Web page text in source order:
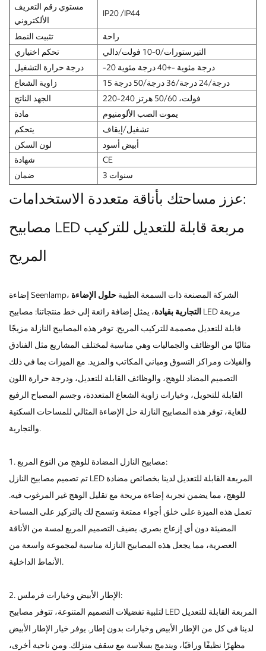
مستوي رقم التعريف
الألكتروني
IP20 /IP44
تثبيت النمط
راحة
تحكم اختياري
التيرستورات/0-10 فولت/دالي
درجة حرارة التشغيل
-20 درجة مئوية -+40 درجة مئوية
زاوية الشعاع
15 درجة/24 درجة/36 درجة/50 درجة
الجهد الناتج
220-240 فولت، 50/60 هرتز
مادة
يموت الصب الألومنيوم
يتحكم
تشغيل/إيقاف
لون السكن
أبيض أسود
شهادة
CE
ضمان
3 سنوات
عزز مساحتك بأناقة متعددة الاستخدامات:
مصابيح LED مربعة قابلة للتعديل للتركيب
المريح
إضاءة Seenlamp، الشركة المصنعة ذات السمعة الطيبة حلول الإضاءة
التجارية بقيادة، يمثل إضافة رائعة إلى خط منتجاتنا: مصابيح LED مربعة
قابلة للتعديل مصممة للتركيب المريح. توفر هذه المصابيح النازلة مزيجًا
مثاليًا من الوظائف والجماليات وهي مناسبة لمختلف المشاريع مثل الفنادق
والفيلات ومراكز التسوق ومباني المكاتب والمزيد. مع الميزات بما في ذلك
التصميم المضاد للوهج، والوظائف القابلة للتعديل، ودرجة حرارة اللون
القابلة للتحويل، وخيارات زاوية الشعاع المتعددة، وجسم المصباح الرفيع
للغاية، توفر هذه المصابيح النازلة حل الإضاءة المثالي للمساحات السكنية
والتجارية.
1. مصابيح النازل المضادة للوهج من النوع المربع:
تم تصميم مصابيح النازل LED المربعة القابلة للتعديل لدينا بخصائص مضادة
للوهج، مما يضمن تجربة إضاءة مريحة مع تقليل الوهج غير المرغوب فيه.
تعمل هذه الميزة على خلق أجواء ممتعة وتسمح لك بالتركيز على المساحة
المضيئة دون أي إزعاج بصري. يضيف التصميم المربع لمسة من الأناقة
العصرية، مما يجعل هذه المصابيح النازلة مناسبة لمجموعة واسعة من
الأنماط الداخلية.
2. الإطار الأبيض وخيارات فرملس:
لتلبية تفضيلات التصميم المتنوعة، تتوفر مصابيح LED المربعة القابلة للتعديل
لدينا في كل من الإطار الأبيض وخيارات بدون إطار. يوفر خيار الإطار الأبيض
مظهرًا نظيفًا وراقيًا، ويندمج بسلاسة مع سقف منزلك. ومن ناحية أخرى،